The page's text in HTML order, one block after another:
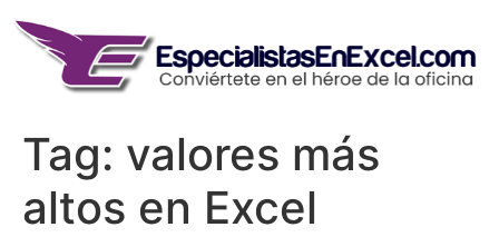
content
Tag: valores más
altos en Excel